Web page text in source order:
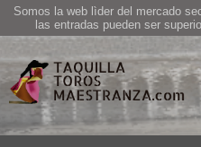
Somos la web lìder del mercado
las entradas pueden ser